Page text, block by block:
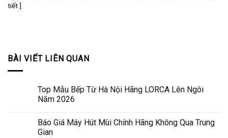
tiết ]
BÀI VIẾT LIÊN QUAN
Top Mẫu Bếp Từ Hà Nội Hãng LORCA Lên Ngôi
Năm 2026
Báo Giá Máy Hút Mùi Chính Hãng Không Qua Trung
Gian